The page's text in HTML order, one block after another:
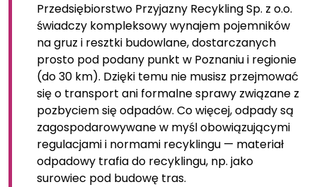
Przedsiębiorstwo Przyjazny Recykling Sp. z o.o.
świadczy kompleksowy wynajem pojemników
na gruz i resztki budowlane, dostarczanych
prosto pod podany punkt w Poznaniu i regionie
(do 30 km). Dzięki temu nie musisz przejmować
się o transport ani formalne sprawy związane z
pozbyciem się odpadów. Co więcej, odpady są
zagospodarowywane w myśl obowiązującymi
regulacjami i normami recyklingu — materiał
odpadowy trafia do recyklingu, np. jako
surowiec pod budowę tras.